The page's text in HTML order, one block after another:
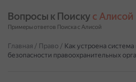
Вопросы к Поиску с Алисой
Примеры ответов Поиска с Алисой
Главная / Право / Как устроена
безопасности правоохранительных